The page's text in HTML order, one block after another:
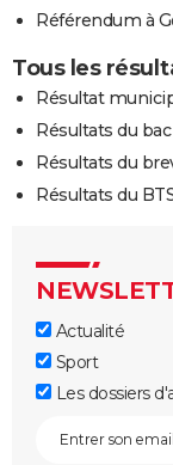
Référendum à
Tous les
Résultat
Résultats du
Résultats du
Résultats du
Actualité
Sport
Les dossiers